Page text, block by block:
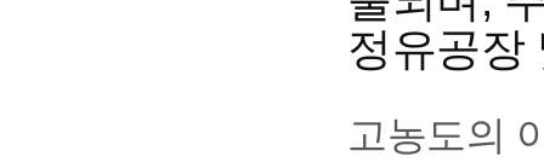
정유공장
고농도의